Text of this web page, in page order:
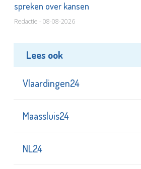
spreken over kansen
Redactie - 08-08-2026
Lees ook
Vlaardingen24
Maassluis24
NL24